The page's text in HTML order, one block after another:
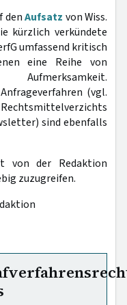
denAufsatz von Wiss.
kürzlich verkündete
umfassend kritisch
eine Reihe von
Aufmerksamkeit.
(vgl.
Rechtsmittelverzichts
sind ebenfalls
von der Redaktion
zuzugreifen.